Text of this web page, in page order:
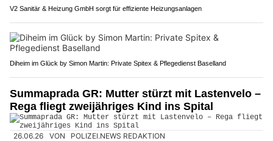
V2 Sanitär & Heizung GmbH sorgt für effiziente Heizungsanlagen
Diheim im Glück by Simon Martin: Private Spitex & Pflegedienst Baselland
Summaprada GR: Mutter stürzt mit Lastenvelo –
Rega fliegt zweijähriges Kind ins Spital
26.06.26 VON POLIZEI.NEWS REDAKTION